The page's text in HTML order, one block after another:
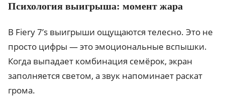
Психология выигрыша: момент жара
В Fiery 7’s выигрыши ощущаются телесно. Это не
просто цифры — это эмоциональные вспышки.
Когда выпадает комбинация семёрок, экран
заполняется светом, а звук напоминает раскат
грома.